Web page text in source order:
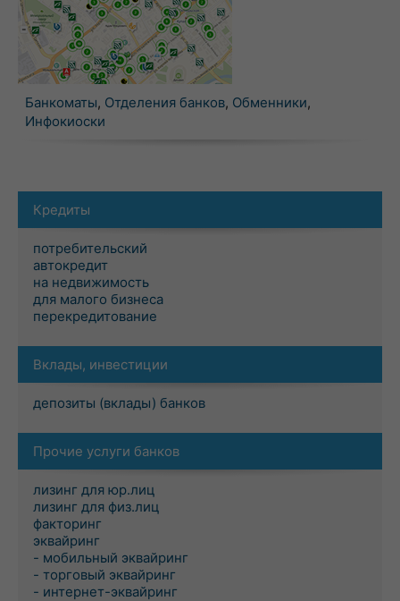
Банкоматы, Отделения банков, Обменники,
Инфокиоски
Кредиты
потребительский
автокредит
на недвижимость
для малого бизнеса
перекредитование
Вклады, инвестиции
депозиты (вклады) банков
Прочие услуги банков
лизинг для юр.лиц
лизинг для физ.лиц
факторинг
эквайринг
- мобильный эквайринг
- торговый эквайринг
- интернет-эквайринг